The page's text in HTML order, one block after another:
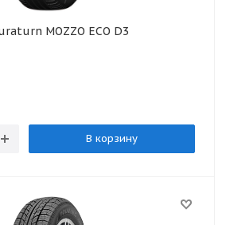
MOZZO ECO D3
В корзину